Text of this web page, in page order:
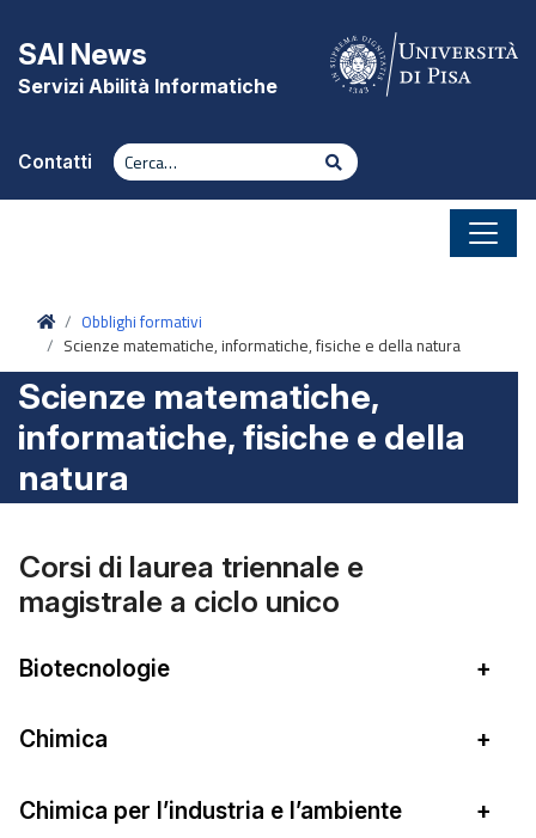
SAI News
Servizi Abilità Informatiche
Contatti Cerca Cerca
HomeObblighi formativi
Scienze matematiche, informatiche, fisiche e della natura
Scienze matematiche,
informatiche, fisiche e della
natura
Corsi di laurea triennale e
magistrale a ciclo unico
Biotecnologie +
Chimica +
Chimica per l’industria e l’ambiente +